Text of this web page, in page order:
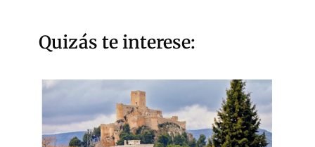
Quizás te interese: